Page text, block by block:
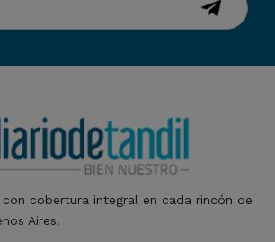
cobertura integral en cada rincón de
Aires.